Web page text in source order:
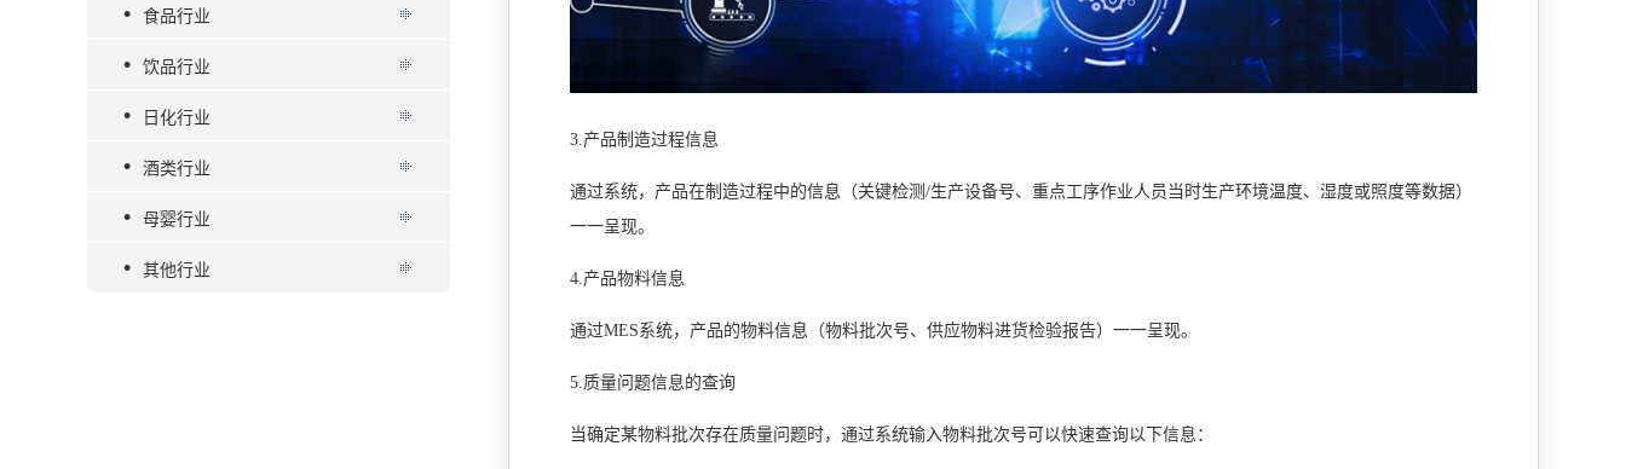
• 食品行业
• 饮品行业
• 日化行业
• 酒类行业
• 母婴行业
• 其他行业
3. 产品制造过程信息
通过系统，产品在制造过程中的信息（关键检测 /生产设备号、重点工序作业人员当时生产环境温度、湿度或照度等数据）
一一呈现。
4. 产品物料信息
通过MES系统，产品的物料信息（物料批次号、供应物料进货检验报告）一一呈现。
5. 质量问题信息的查询
当确定某物料批次存在质量问题时，通过系统输入物料批次号可以快速查询以下信息：